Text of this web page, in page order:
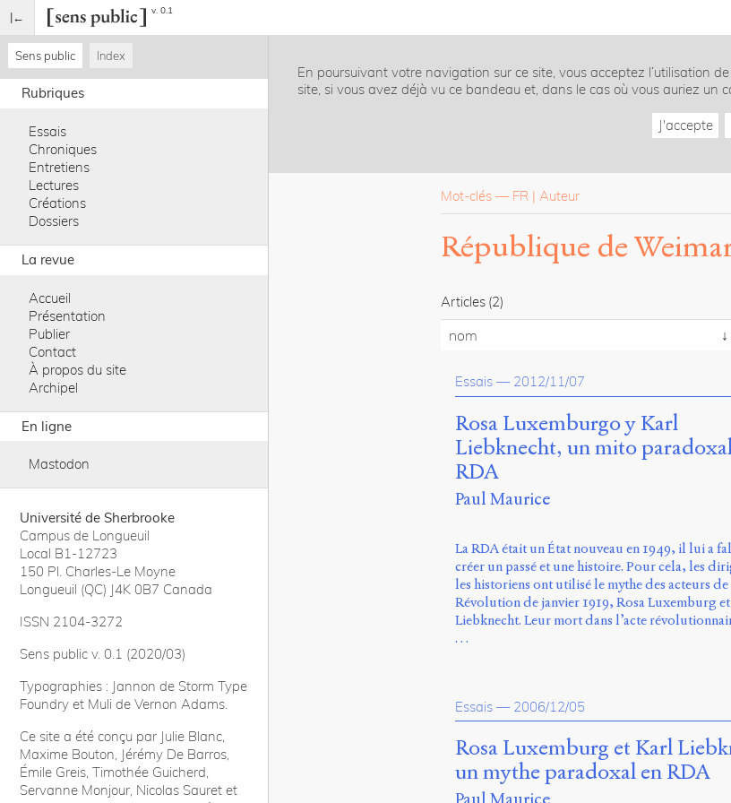
v. 0.1
Sens public Index
Rubriques
Essais
Chroniques
Entretiens
Lectures
Créations
Dossiers
La revue
Accueil
Présentation
Publier
Contact
À propos du site
Archipel
En ligne
Mastodon
Université de Sherbrooke
Campus de Longueuil
Local B1-12723
150 Pl. Charles-Le Moyne
Longueuil (QC) J4K 0B7 Canada
ISSN 2104-3272
Sens public v. 0.1 (2020/03)
Typographies : Jannon de Storm Type
Foundry et Muli de Vernon Adams.
Ce site a été conçu par Julie Blanc,
Maxime Bouton, Jérémy De Barros,
Émile Greis, Timothée Guicherd,
Servanne Monjour, Nicolas Sauret et
En poursuivant votre navigation sur ce site, vous acceptez l’utilisation
site, si vous avez déjà vu ce bandeau et, dans le cas où vous auriez un
J'accepte
Mot-clés — FR Auteur
République de
Articles (2)
nom
Essais — 2012/11/07
Rosa Luxemburgo y Karl
Liebknecht, un mito
RDA
Paul Maurice
La RDA était un État nouveau en 1949, il lui a
créer un passé et une histoire. Pour cela, les
les historiens ont utilisé le mythe des acteurs de
Révolution de janvier 1919, Rosa Luxemburg
Liebknecht. Leur mort dans l’acte
…
Essais — 2006/12/05
Rosa Luxemburg et Karl
un mythe paradoxal en RDA